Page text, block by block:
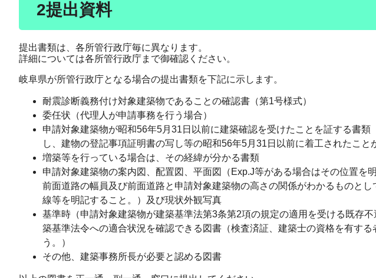
2提出資料
提出書類は、各所管行政庁毎に異なります。
詳細については各所管行政庁まで御確認ください。
岐阜県が所管行政庁となる場合の提出書類を下記に示します。
耐震診断義務付け対象建築物であることの確認書（第1号様式）
委任状（代理人が申請事務を行う場合）
申請対象建築物が昭和56年5月31日以前に建築確認を受けたことを証する書
し、建物の登記事項証明書の写し等の昭和56年5月31日以前に着工されたこと
増築等を行っている場合は、その経緯が分かる書類
申請対象建築物の案内図、配置図、平面図（Exp.J等がある場合はその位置を
前面道路の幅員及び前面道路と申請対象建築物の高さの関係がわかるものと
線等を明記すること。）及び現状外観写真
基準時（申請対象建築物が建築基準法第3条第2項の規定の適用を受ける既存
築基準法令への適合状況を確認できる図書（検査済証、建築士の資格を有す
う。）
その他、建築事務所長が必要と認める図書